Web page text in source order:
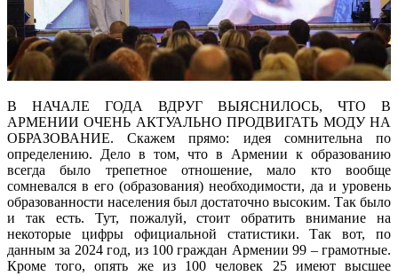
В НАЧАЛЕ ГОДА ВДРУГ ВЫЯСНИЛОСЬ, ЧТО В
АРМЕНИИ ОЧЕНЬ АКТУАЛЬНО ПРОДВИГАТЬ МОДУ НА
ОБРАЗОВАНИЕ. Скажем прямо: идея сомнительна по
определению. Дело в том, что в Армении к образованию
всегда было трепетное отношение, мало кто вообще
сомневался в его (образования) необходимости, да и уровень
образованности населения был достаточно высоким. Так было
и так есть. Тут, пожалуй, стоит обратить внимание на
некоторые цифры официальной статистики. Так вот, по
данным за 2024 год, из 100 граждан Армении 99 – грамотные.
Кроме того, опять же из 100 человек 25 имеют высшее